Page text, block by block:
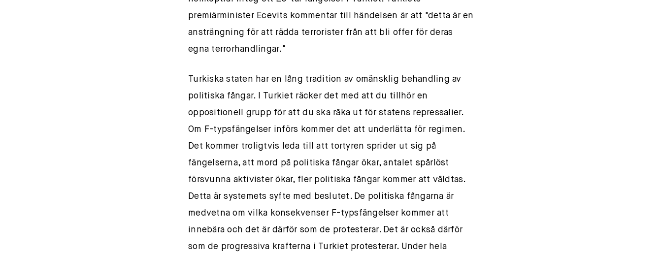
premiärminister Ecevits kommentar till händelsen är att "detta är en
ansträngning för att rädda terrorister från att bli offer för deras
egna terrorhandlingar."
Turkiska staten har en lång tradition av omänsklig behandling av
politiska fångar. I Turkiet räcker det med att du tillhör en
oppositionell grupp för att du ska råka ut för statens repressalier.
Om F-typsfängelser införs kommer det att underlätta för regimen.
Det kommer troligtvis leda till att tortyren sprider ut sig på
fängelserna, att mord på politiska fångar ökar, antalet spårlöst
försvunna aktivister ökar, fler politiska fångar kommer att våldtas.
Detta är systemets syfte med beslutet. De politiska fångarna är
medvetna om vilka konsekvenser F-typsfängelser kommer att
innebära och det är därför som de protesterar. Det är också därför
som de progressiva krafterna i Turkiet protesterar. Under hela